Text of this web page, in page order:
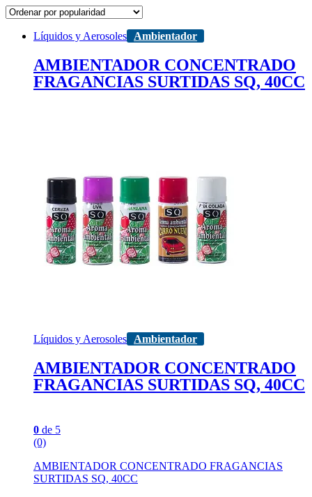
Líquidos y Aerosoles Ambientador
AMBIENTADOR CONCENTRADO
FRAGANCIAS SURTIDAS SQ, 40CC
Líquidos y Aerosoles Ambientador
AMBIENTADOR CONCENTRADO
FRAGANCIAS SURTIDAS SQ, 40CC
0 de 5
(0)
AMBIENTADOR CONCENTRADO FRAGANCIAS
SURTIDAS SQ, 40CC